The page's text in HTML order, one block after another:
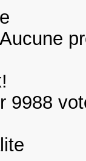
9988